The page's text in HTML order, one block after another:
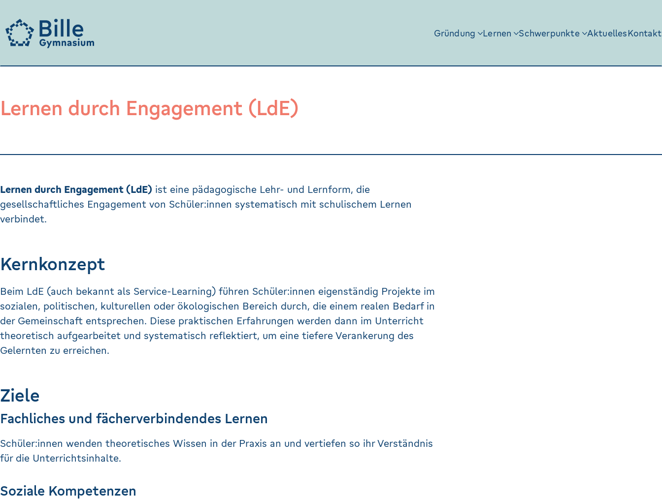
Gründung Lernen Schwerpunkte AktuellesKontakt
Lernen durch Engagement (LdE)
Lernen durch Engagement (LdE) ist eine pädagogische Lehr- und Lernform, die
gesellschaftliches Engagement von Schüler:innen systematisch mit schulischem Lernen
verbindet.
Kernkonzept
Beim LdE (auch bekannt als Service-Learning) führen Schüler:innen eigenständig Projekte im
sozialen, politischen, kulturellen oder ökologischen Bereich durch, die einem realen Bedarf in
der Gemeinschaft entsprechen. Diese praktischen Erfahrungen werden dann im Unterricht
theoretisch aufgearbeitet und systematisch reflektiert, um eine tiefere Verankerung des
Gelernten zu erreichen.
Ziele
Fachliches und fächerverbindendes Lernen
Schüler:innen wenden theoretisches Wissen in der Praxis an und vertiefen so ihr Verständnis
für die Unterrichtsinhalte.
Soziale Kompetenzen